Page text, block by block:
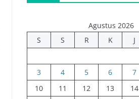
Agustus 2026
S
S R K J
3
4 5 6 7
10
11 12 13 14